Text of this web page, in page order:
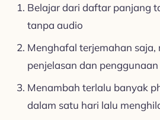
Belajar dari daftar panjang
tanpa audio
Menghafal terjemahan saja,
penjelasan dan penggunaan
Menambah terlalu banyak
dalam satu hari lalu